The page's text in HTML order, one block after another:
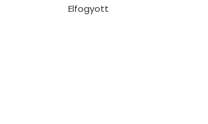
Elfogyott